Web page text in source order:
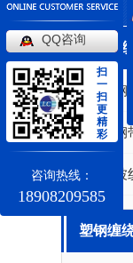
钢带波
成都
成都
钢带波
塑钢缠
QQ咨询
扫
一
扫
更
精
彩
咨询热线：
18908209585